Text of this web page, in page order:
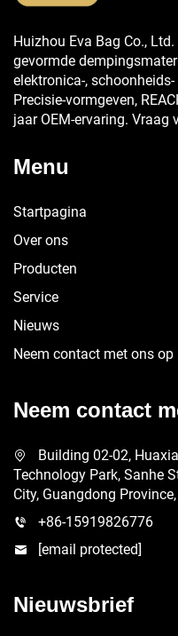
Huizhou Eva Bag Co.,
gevormde
elektronica-,
Precisie-vormgeven,
jaar OEM-ervaring.
Menu
Startpagina
Over ons
Producten
Service
Nieuws
Neem contact met ons op
Neem contact
Building 02-02,
Technology Park, Sanhe
City, Guangdong
+86-15919826776
[email protected]
Nieuwsbrief